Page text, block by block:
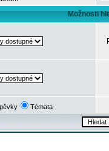
Možnosti
Témata